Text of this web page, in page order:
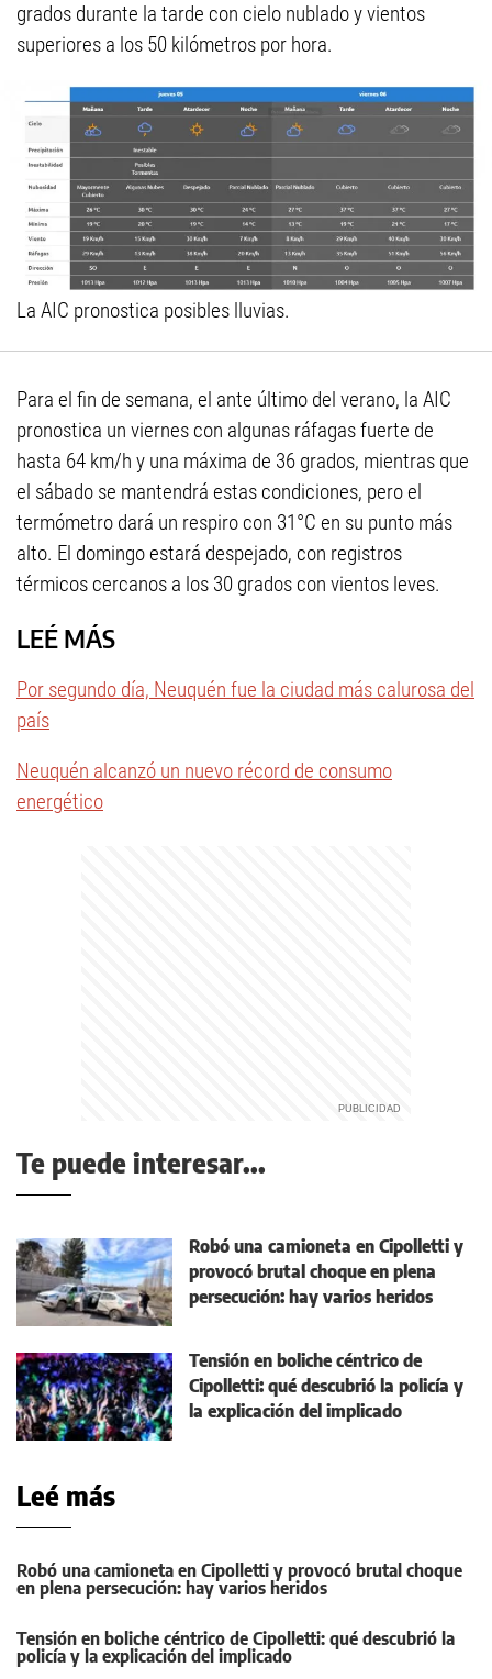
grados durante la tarde con cielo nublado y vientos
superiores a los 50 kilómetros por hora.
La AIC pronostica posibles lluvias.
Para el fin de semana, el ante último del verano, la AIC
pronostica un viernes con algunas ráfagas fuerte de
hasta 64 km/h y una máxima de 36 grados, mientras que
el sábado se mantendrá estas condiciones, pero el
termómetro dará un respiro con 31°C en su punto más
alto. El domingo estará despejado, con registros
térmicos cercanos a los 30 grados con vientos leves.
LEÉ MÁS
Por segundo día, Neuquén fue la ciudad más calurosa del
país
Neuquén alcanzó un nuevo récord de consumo
energético
Te puede interesar...
Robó una camioneta en Cipolletti y
provocó brutal choque en plena
persecución: hay varios heridos
Tensión en boliche céntrico de
Cipolletti: qué descubrió la policía y
la explicación del implicado
Leé más
Robó una camioneta en Cipolletti y provocó brutal choque
en plena persecución: hay varios heridos
Tensión en boliche céntrico de Cipolletti: qué descubrió la
policía y la explicación del implicado